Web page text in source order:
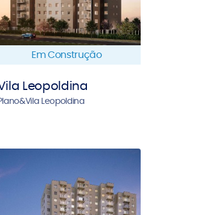
Em Construção
Leopoldina
Leopoldina